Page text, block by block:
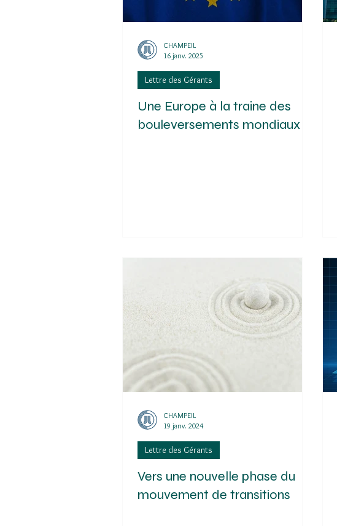
Une Europe à la traine des
bouleversements mondiaux
Lettre des Gérants
CHAMPEIL
16 janv. 2025
Vers une nouvelle phase du
mouvement de transitions
Lettre des Gérants
CHAMPEIL
19 janv. 2024